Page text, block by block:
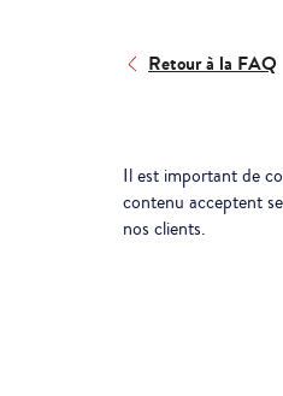
Retour à la FAQ
Il est important de
contenu acceptent
nos clients.